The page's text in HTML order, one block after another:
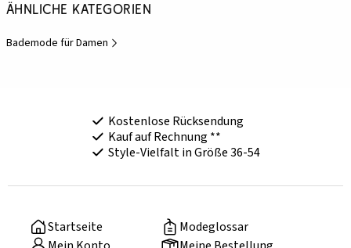
Ähnliche Kategorien
Bademode für Damen
Kostenlose Rücksendung
Kauf auf Rechnung **
Style-Vielfalt in Größe 36-54
Startseite
Modeglossar